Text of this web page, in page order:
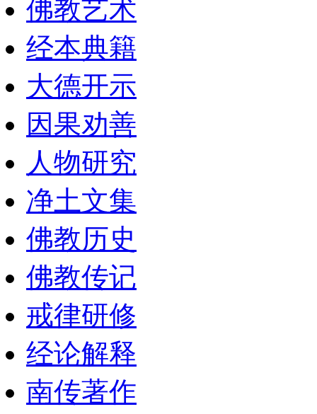
佛教艺术
经本典籍
大德开示
因果劝善
人物研究
净土文集
佛教历史
佛教传记
戒律研修
经论解释
南传著作